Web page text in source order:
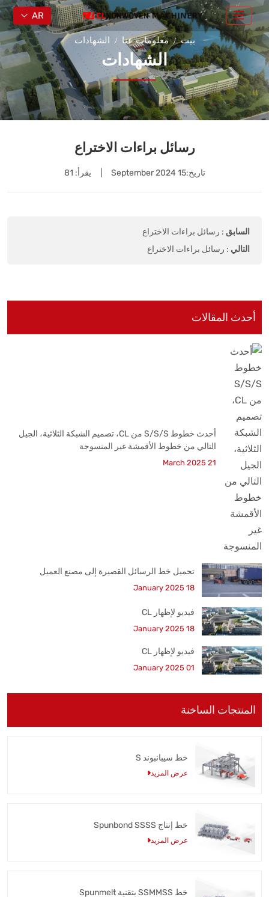
AR
بيت معلومات عنا الشهادات
الشهادات
رسائل براءات الاختراع
تاريخ:15 September 2024 يقرأ: 81
السابق : رسائل براءات الاختراع
التالي : رسائل براءات الاختراع
أحدث المقالات
أحدث خطوط S/S/S من CL، تصميم الشبكة الثلاثية، الجيل
التالي من خطوط الأقمشة غير المنسوجة
21 March 2025
تحميل خط الرسائل القصيرة إلى مصنع العميل
18 January 2025
فيديو لإظهار CL
18 January 2025
فيديو لإظهار CL
01 January 2025
المنتجات الساخنة
خط سيبانبوند S
عرض المزيد
خط إنتاج Spunbond SSSS
عرض المزيد
خط SSMMSS بتقنية Spunmelt